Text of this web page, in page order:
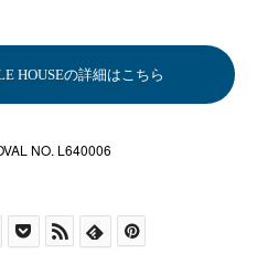
HOUSEの詳細はこちら
NO. L640006